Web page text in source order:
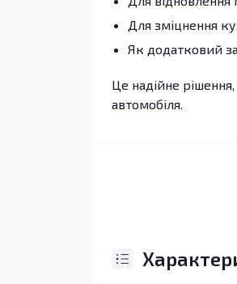
Для зміцнення
Як додатковий
Це надійне
автомобіля.